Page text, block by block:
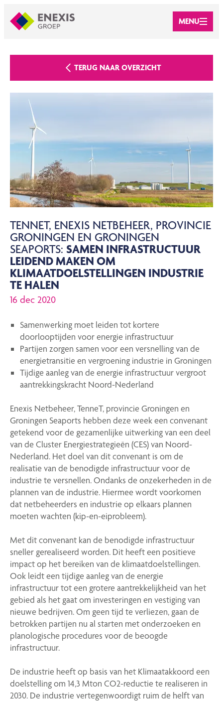
MENU
TERUG NAAR OVERZICHT
TENNET, ENEXIS NETBEHEER, PROVINCIE
GRONINGEN EN GRONINGEN
SEAPORTS: SAMEN INFRASTRUCTUUR
LEIDEND MAKEN OM
KLIMAATDOELSTELLINGEN INDUSTRIE
TE HALEN
16 dec 2020
Samenwerking moet leiden tot kortere
doorlooptijden voor energie infrastructuur
Partijen zorgen samen voor een versnelling van de
energietransitie en vergroening industrie in Groningen
Tijdige aanleg van de energie infrastructuur vergroot
aantrekkingskracht Noord-Nederland
Enexis Netbeheer, TenneT, provincie Groningen en
Groningen Seaports hebben deze week een convenant
getekend voor de gezamenlijke uitwerking van een deel
van de Cluster Energiestrategieën (CES) van Noord-
Nederland. Het doel van dit convenant is om de
realisatie van de benodigde infrastructuur voor de
industrie te versnellen. Ondanks de onzekerheden in de
plannen van de industrie. Hiermee wordt voorkomen
dat netbeheerders en industrie op elkaars plannen
moeten wachten (kip-en-eiprobleem).
Met dit convenant kan de benodigde infrastructuur
sneller gerealiseerd worden. Dit heeft een positieve
impact op het bereiken van de klimaatdoelstellingen.
Ook leidt een tijdige aanleg van de energie
infrastructuur tot een grotere aantrekkelijkheid van het
gebied als het gaat om investeringen en vestiging van
nieuwe bedrijven. Om geen tijd te verliezen, gaan de
betrokken partijen nu al starten met onderzoeken en
planologische procedures voor de beoogde
infrastructuur.
De industrie heeft op basis van het Klimaatakkoord een
doelstelling om 14,3 Mton CO2-reductie te realiseren in
2030. De industrie vertegenwoordigt ruim de helft van